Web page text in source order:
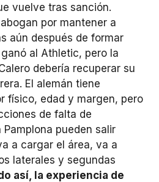
vuelve tras sanción.
por mantener a
aún después de formar
al Athletic, pero la
debería recuperar su
El alemán tiene
físico, edad y margen, pero
de falta de
pueden salir
a cargar el área, va a
laterales y segundas
así, la experiencia de